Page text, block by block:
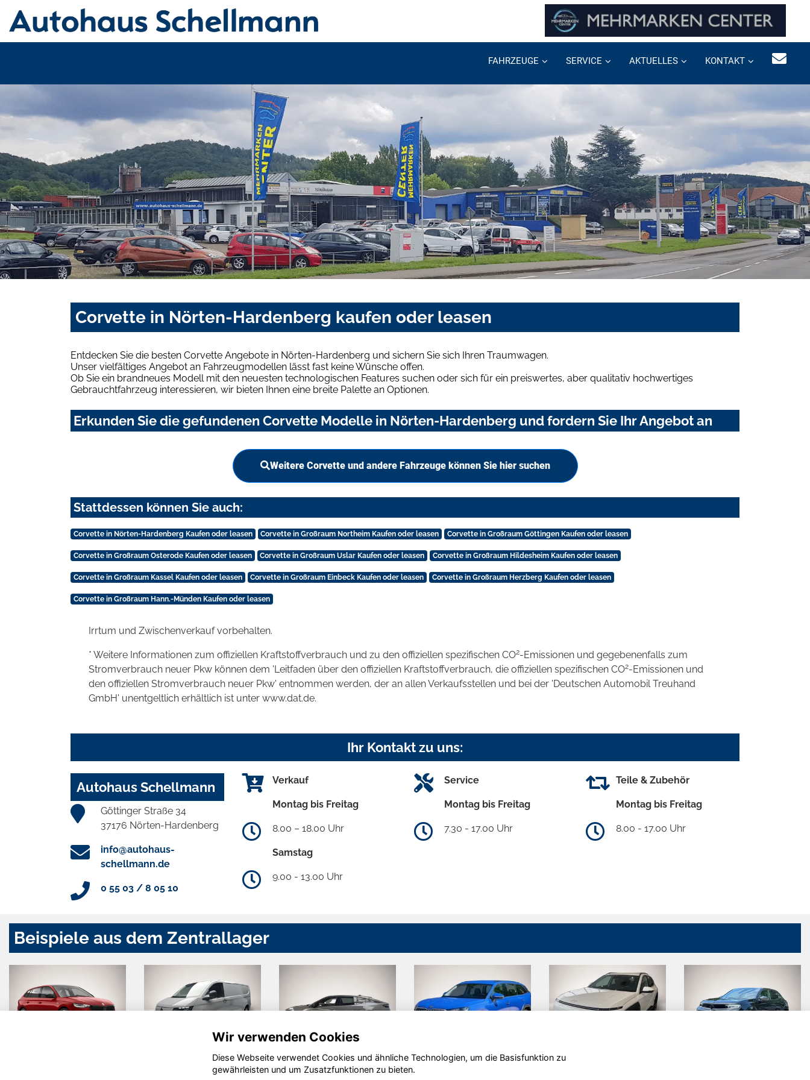
FAHRZEUGE SERVICE AKTUELLES KONTAKT
Corvette in Nörten-Hardenberg kaufen oder leasen
Entdecken Sie die besten Corvette Angebote in Nörten-Hardenberg und sichern Sie sich Ihren Traumwagen.
Unser vielfältiges Angebot an Fahrzeugmodellen lässt fast keine Wünsche offen.
Ob Sie ein brandneues Modell mit den neuesten technologischen Features suchen oder sich für ein preiswertes, aber qualitativ hochwertiges
Gebrauchtfahrzeug interessieren, wir bieten Ihnen eine breite Palette an Optionen.
Erkunden Sie die gefundenen Corvette Modelle in Nörten-Hardenberg und fordern Sie Ihr Angebot an
Weitere Corvette und andere Fahrzeuge können Sie hier suchen
Stattdessen können Sie auch:
Corvette in Nörten-Hardenberg Kaufen oder leasen Corvette in Großraum Northeim Kaufen oder leasen Corvette in Großraum Göttingen Kaufen oder leasen
Corvette in Großraum Osterode Kaufen oder leasen Corvette in Großraum Uslar Kaufen oder leasen Corvette in Großraum Hildesheim Kaufen oder leasen
Corvette in Großraum Kassel Kaufen oder leasen Corvette in Großraum Einbeck Kaufen oder leasen Corvette in Großraum Herzberg Kaufen oder leasen
Corvette in Großraum Hann.-Münden Kaufen oder leasen
Irrtum und Zwischenverkauf vorbehalten.
* Weitere Informationen zum offiziellen Kraftstoffverbrauch und zu den offiziellen spezifischen CO2-Emissionen und gegebenenfalls zum
Stromverbrauch neuer Pkw können dem 'Leitfaden über den offiziellen Kraftstoffverbrauch, die offiziellen spezifischen CO2-Emissionen und
den offiziellen Stromverbrauch neuer Pkw' entnommen werden, der an allen Verkaufsstellen und bei der 'Deutschen Automobil Treuhand
GmbH' unentgeltlich erhältlich ist unter www.dat.de.
Ihr Kontakt zu uns:
Autohaus Schellmann
Göttinger Straße 34
37176 Nörten-Hardenberg
info@autohaus-
schellmann.de
0 55 03 / 8 05 10
Verkauf
Montag bis Freitag
8.00 – 18.00 Uhr
Samstag
9.00 - 13.00 Uhr
Service
Montag bis Freitag
7.30 - 17.00 Uhr
Teile & Zubehör
Montag bis Freitag
8.00 - 17.00 Uhr
Beispiele aus dem Zentrallager
Volkswagen Peugeot 408 Skoda
Wir verwenden Cookies
Diese Webseite verwendet Cookies und ähnliche Technologien, um die Basisfunktion zu
gewährleisten und um Zusatzfunktionen zu bieten.